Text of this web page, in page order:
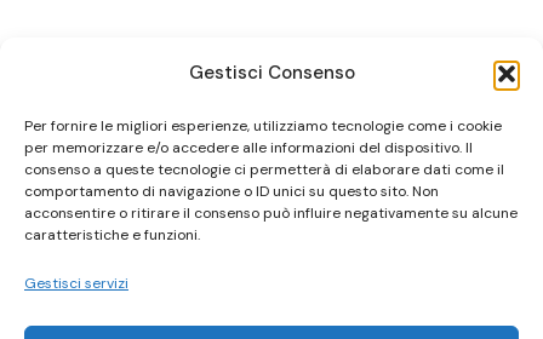
Gestisci Consenso
Per fornire le migliori esperienze, utilizziamo tecnologie come i cookie
per memorizzare e/o accedere alle informazioni del dispositivo. Il
consenso a queste tecnologie ci permetterà di elaborare dati come il
comportamento di navigazione o ID unici su questo sito. Non
acconsentire o ritirare il consenso può influire negativamente su alcune
caratteristiche e funzioni.
Gestisci servizi